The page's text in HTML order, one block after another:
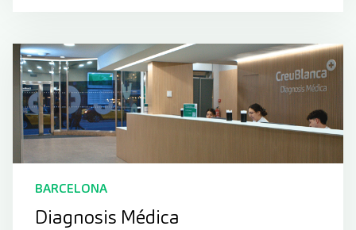
BARCELONA
Diagnosis Médica